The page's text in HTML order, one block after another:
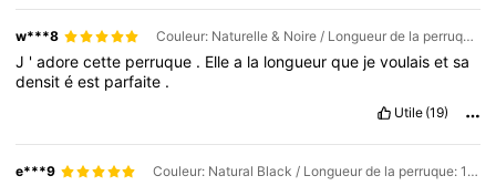
w***8 Couleur: Naturelle & Noire / Longueur de la perruque: 18 inch / Densité et bonnets: 7-5 Sans colle 200%
J 'adorecette perruque . Ellea la longueurque jevoulaisetsa
densitéest parfaite .
Utile (19)
e***9 Couleur: Natural Black / Longueur de la perruque: 18 inch / Densité et bonnets: 7-5 Sans colle 200%